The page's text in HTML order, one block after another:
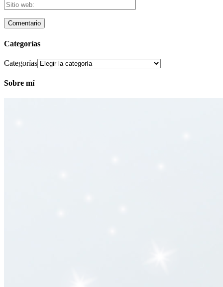
Categorías
Categorías
Sobre mí